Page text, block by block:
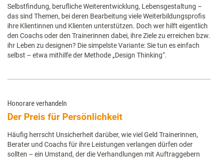
Selbstfindung, berufliche Weiterentwicklung, Lebensgestaltung –
das sind Themen, bei deren Bearbeitung viele Weiterbildungsprofis
ihre Klientinnen und Klienten unterstützen. Doch wer hilft eigentlich
den Coachs oder den Trainerinnen dabei, ihre Ziele zu erreichen bzw.
ihr Leben zu designen? Die simpelste Variante: Sie tun es einfach
selbst – etwa mithilfe der Methode „Design Thinking“.
Honorare verhandeln
Der Preis für Persönlichkeit
Häufig herrscht Unsicherheit darüber, wie viel Geld Trainerinnen,
Berater und Coachs für ihre Leistungen verlangen dürfen oder
sollten – ein Umstand, der die Verhandlungen mit Auftraggebern